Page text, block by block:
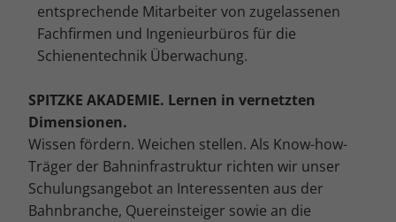
entsprechende Mitarbeiter von zugelassenen
Fachfirmen und Ingenieurbüros für die
Schienentechnik Überwachung.
SPITZKE AKADEMIE. Lernen in vernetzten
Dimensionen.
Wissen fördern. Weichen stellen. Als Know-how-
Träger der Bahninfrastruktur richten wir unser
Schulungsangebot an Interessenten aus der
Bahnbranche, Quereinsteiger sowie an die